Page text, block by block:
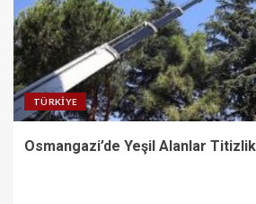
TÜRKIYE
Osmangazi’de Yeşil Alanlar